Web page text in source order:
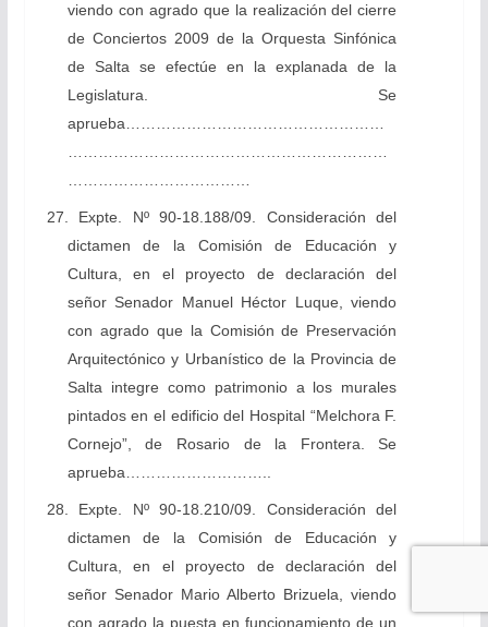
viendo con agrado que la realización del cierre
de Conciertos 2009 de la Orquesta Sinfónica
de Salta se efectúe en la explanada de la
Legislatura. Se
aprueba……………………………………………
………………………………………………………
………………………………
27. Expte. Nº 90-18.188/09. Consideración del
dictamen de la Comisión de Educación y
Cultura, en el proyecto de declaración del
señor Senador Manuel Héctor Luque, viendo
con agrado que la Comisión de Preservación
Arquitectónico y Urbanístico de la Provincia de
Salta integre como patrimonio a los murales
pintados en el edificio del Hospital “Melchora F.
Cornejo”, de Rosario de la Frontera. Se
aprueba………………………..
28. Expte. Nº 90-18.210/09. Consideración del
dictamen de la Comisión de Educación y
Cultura, en el proyecto de declaración del
señor Senador Mario Alberto Brizuela, viendo
con agrado la puesta en funcionamiento de un